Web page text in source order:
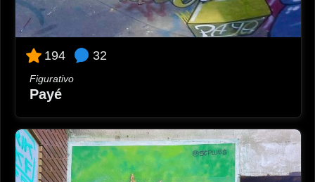
194 32
Figurativo
Payé